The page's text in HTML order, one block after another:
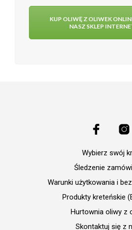
KUP OLIWĘ Z OLIWEK
NASZ SKLEP
Wybierz swój
Śledzenie
Warunki użytkowania i
Produkty kreteńskie
Hurtownia oliwy z
Skontaktuj się z